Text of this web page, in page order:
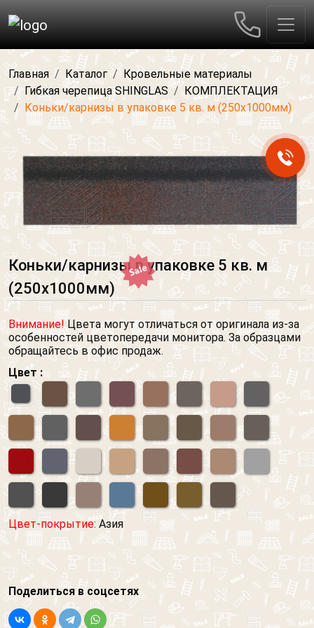
Главная Каталог
Кровельные материалы
Гибкая черепица SHINGLAS
КОМПЛЕКТАЦИЯ
Коньки/карнизы в упаковке 5 кв. м (250х1000мм)
Коньки/карнизы в упаковке 5 кв. м
(250х1000мм)
Внимание!Цвета могут отличаться от оригинала из-за
особенностей цветопередачи монитора. За образцами
обращайтесь в офис продаж.
Цвет :
Цвет-покрытие: Азия
Поделиться в соцсетях